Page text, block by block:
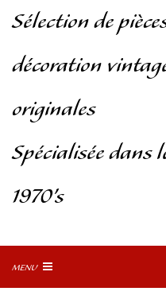
Sélection de
décoration
originales
Spécialisée dans
1970’s
MENU